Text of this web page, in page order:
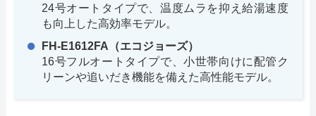
24号オートタイプで、温度ムラを抑え給湯速度
も向上した高効率モデル。
FH-E1612FA（エコジョーズ）
16号フルオートタイプで、小世帯向けに配管ク
リーンや追いだき機能を備えた高性能モデル。